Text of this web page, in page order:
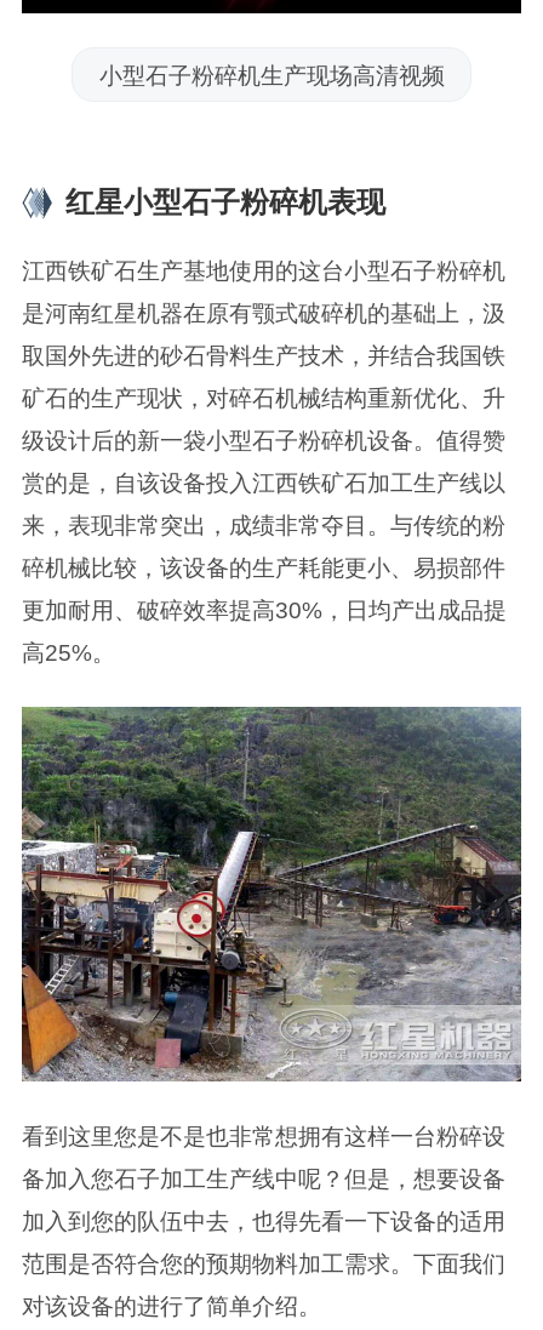
小型石子粉碎机生产现场高清视频
红星小型石子粉碎机表现
江西铁矿石生产基地使用的这台小型石子粉碎机
是河南红星机器在原有颚式破碎机的基础上，汲
取国外先进的砂石骨料生产技术，并结合我国铁
矿石的生产现状，对碎石机械结构重新优化、升
级设计后的新一袋小型石子粉碎机设备。值得赞
赏的是，自该设备投入江西铁矿石加工生产线以
来，表现非常突出，成绩非常夺目。与传统的粉
碎机械比较，该设备的生产耗能更小、易损部件
更加耐用、破碎效率提高30%，日均产出成品提
高25%。
看到这里您是不是也非常想拥有这样一台粉碎设
备加入您石子加工生产线中呢？但是，想要设备
加入到您的队伍中去，也得先看一下设备的适用
范围是否符合您的预期物料加工需求。下面我们
对该设备的进行了简单介绍。